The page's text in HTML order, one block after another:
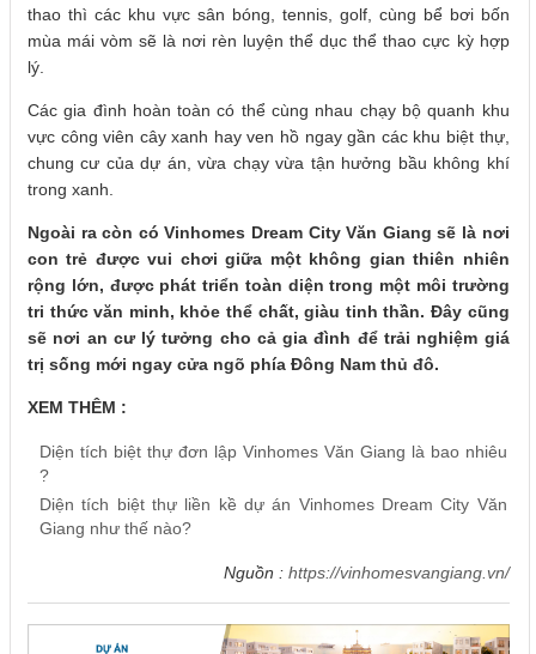
thao thì các khu vực sân bóng, tennis, golf, cùng bể bơi bốn
mùa mái vòm sẽ là nơi rèn luyện thể dục thể thao cực kỳ hợp
lý.
Các gia đình hoàn toàn có thể cùng nhau chạy bộ quanh khu
vực công viên cây xanh hay ven hồ ngay gần các khu biệt thự,
chung cư của dự án, vừa chạy vừa tận hưởng bầu không khí
trong xanh.
Ngoài ra còn có Vinhomes Dream City Văn Giang sẽ là nơi
con trẻ được vui chơi giữa một không gian thiên nhiên
rộng lớn, được phát triển toàn diện trong một môi trường
tri thức văn minh, khỏe thể chất, giàu tinh thần. Đây cũng
sẽ nơi an cư lý tưởng cho cả gia đình để trải nghiệm giá
trị sống mới ngay cửa ngõ phía Đông Nam thủ đô.
XEM THÊM :
Diện tích biệt thự đơn lập Vinhomes Văn Giang là bao nhiêu
?
Diện tích biệt thự liền kề dự án Vinhomes Dream City Văn
Giang như thế nào?
Nguồn : https://vinhomesvangiang.vn/